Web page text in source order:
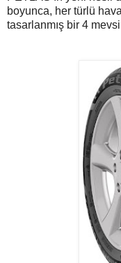
boyunca, her türlü
tasarlanmış bir 4